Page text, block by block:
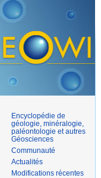
Encyclopédie de
géologie, minéralogie,
paléontologie et autres
Géosciences
Communauté
Actualités
Modifications récentes